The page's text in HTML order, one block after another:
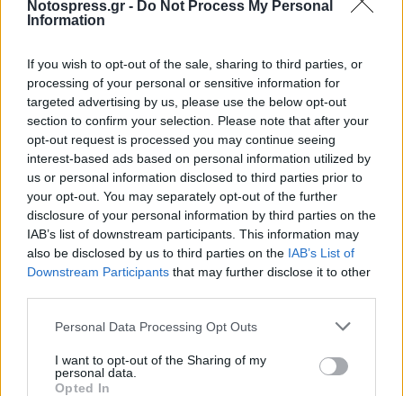
Notospress.gr - Do Not Process My Personal
Information
If you wish to opt-out of the sale, sharing to third parties, or
processing of your personal or sensitive information for
targeted advertising by us, please use the below opt-out
section to confirm your selection. Please note that after your
opt-out request is processed you may continue seeing
interest-based ads based on personal information utilized by
us or personal information disclosed to third parties prior to
your opt-out. You may separately opt-out of the further
disclosure of your personal information by third parties on the
IAB’s list of downstream participants. This information may
also be disclosed by us to third parties on the IAB’s List of
Downstream Participants that may further disclose it to other
Personal Data Processing Opt Outs
I want to opt-out of the Sharing of my
personal data.
Opted In